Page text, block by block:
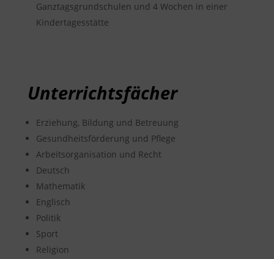
Ganztagsgrundschulen und 4 Wochen in einer
Kindertagesstätte
Unterrichtsfächer
Erziehung, Bildung und Betreuung
Gesundheitsförderung und Pflege
Arbeitsorganisation und Recht
Deutsch
Mathematik
Englisch
Politik
Sport
Religion